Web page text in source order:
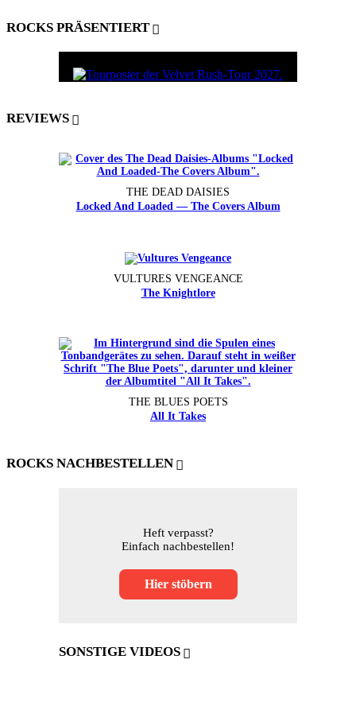
ROCKS PRÄSENTIERT
REVIEWS
THE DEAD DAISIES
Locked And Loaded — The Covers Album
VULTURES VENGEANCE
The Knightlore
THE BLUES POETS
All It Takes
ROCKS NACHBESTELLEN
Heft verpasst?
Einfach nachbestellen!
Hier stöbern
SONSTIGE VIDEOS